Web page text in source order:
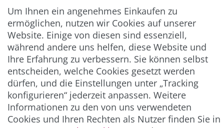
Abonnieren
** Hierbei handelt es sich um ein Pflichtfeld.
ZAHLUNG & VERSAND
Um Ihnen ein angenehmes Einkaufen zu
ermöglichen, nutzen wir Cookies auf unserer
Website. Einige von diesen sind essenziell,
während andere uns helfen, diese Website und
Ihre Erfahrung zu verbessern. Sie können selbst
entscheiden, welche Cookies gesetzt werden
dürfen, und die Einstellungen unter „Tracking
konfigurieren“ jederzeit anpassen. Weitere
Informationen zu den von uns verwendeten
Cookies und Ihren Rechten als Nutzer finden Sie in